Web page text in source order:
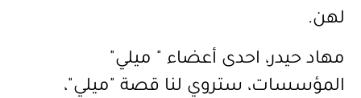
لهن.
مهاد حيدر، احدى أعضاء " ميلي"
المؤسسات، ستروي لنا قصة "ميلي"،